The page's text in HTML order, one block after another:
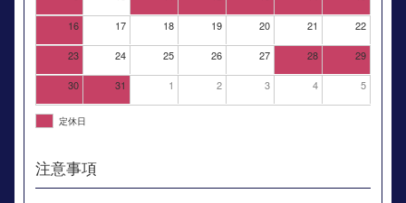
16 17 18 19 20 21 22
23 24 25 26 27 28 29
30 31 1 2 3 4 5
定休日
注意事項